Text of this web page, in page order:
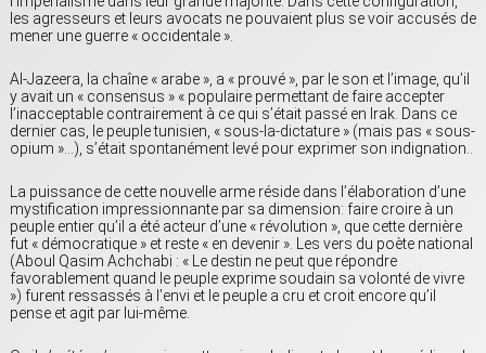
les agresseurs et leurs avocats ne pouvaient plus se voir accusés de
mener une guerre « occidentale ».
Al-Jazeera, la chaîne « arabe », a « prouvé », par le son et l’image, qu’il
y avait un « consensus » « populaire permettant de faire accepter
l’inacceptable contrairement à ce qui s’était passé en Irak. Dans ce
dernier cas, le peuple tunisien, « sous-la-dictature » (mais pas « sous-
opium »…), s’était spontanément levé pour exprimer son indignation..
La puissance de cette nouvelle arme réside dans l’élaboration d’une
mystification impressionnante par sa dimension: faire croire à un
peuple entier qu’il a été acteur d’une « révolution », que cette dernière
fut « démocratique » et reste « en devenir ». Les vers du poète national
(Aboul Qasim Achchabi : « Le destin ne peut que répondre
favorablement quand le peuple exprime soudain sa volonté de vivre
») furent ressassés à l’envi et le peuple a cru et croit encore qu’il
pense et agit par lui-même.